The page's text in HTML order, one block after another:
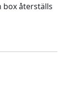
box återställs